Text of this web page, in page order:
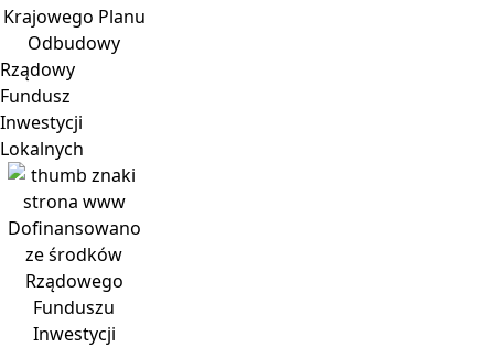
Krajowego Planu
Odbudowy
Rządowy
Fundusz
Inwestycji
Lokalnych
Dofinansowano
ze środków
Rządowego
Funduszu
Inwestycji